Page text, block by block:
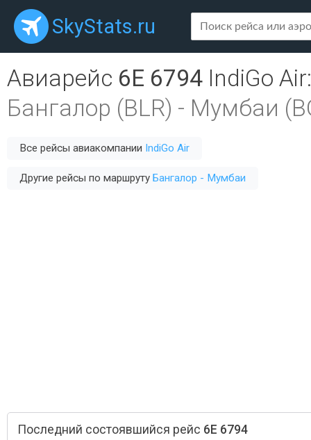
SkyStats.ru
Авиарейс 6E 6794 IndiGo Air:
Бангалор (BLR) - Мумбаи
Все рейсы авиакомпании IndiGo Air
Другие рейсы по маршруту Бангалор - Мумбаи
Последний состоявшийся рейс 6E 6794